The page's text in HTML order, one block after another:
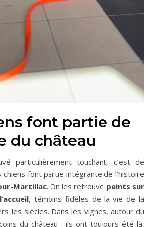
font partie de
du château
particulièrement touchant, c’est de
chiens font partie intégrante de l’histoire
Martillac. On les retrouve peints sur
, témoins fidèles de la vie de la
les siècles. Dans les vignes, autour du
du château : ils ont toujours été là,